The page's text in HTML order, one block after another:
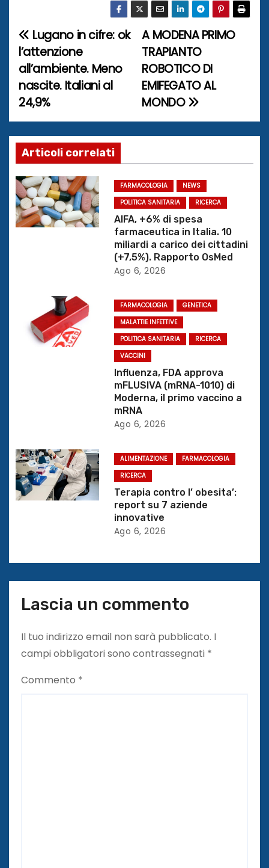
N
a
v
i
g
a
z
i
o
l
i
A MODENA PRIMO
TRAPIANTO
ROBOTICO DI
EMIFEGATO AL
MONDO
Lugano in cifre: ok
l’attenzione
all’ambiente. Meno
nascite. Italiani al
24,9%
Articoli correlati
FARMACOLOGIA
NEWS
POLITICA SANITARIA
RICERCA
AIFA, +6% di spesa
farmaceutica in Italia. 10
miliardi a carico dei cittadini
(+7,5%). Rapporto OsMed
Ago 6, 2026
FARMACOLOGIA
GENETICA
MALATTIE INFETTIVE
POLITICA SANITARIA
RICERCA
VACCINI
Influenza, FDA approva
mFLUSIVA (mRNA-1010) di
Moderna, il primo vaccino a
mRNA
Ago 6, 2026
ALIMENTAZIONE
FARMACOLOGIA
RICERCA
Terapia contro l’ obesita’:
report su 7 aziende
innovative
Ago 6, 2026
Lascia un commento
Il tuo indirizzo email non sarà pubblicato. I
campi obbligatori sono contrassegnati *
Commento *